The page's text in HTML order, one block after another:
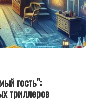
гость":
триллеров